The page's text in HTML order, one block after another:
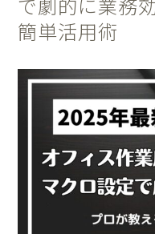
簡単活用術